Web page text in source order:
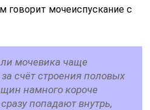
говорит мочеиспускание с
мочевика чаще
счёт строения половых
намного короче
попадают внутрь,